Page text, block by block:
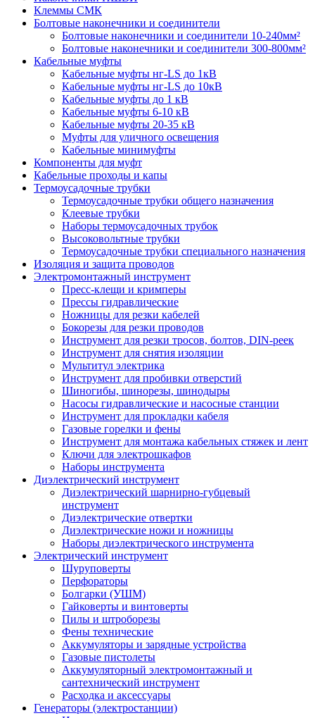
Клеммы СМК
Болтовые наконечники и соединители
Болтовые наконечники и соединители 10-240мм²
Болтовые наконечники и соединители 300-800мм²
Кабельные муфты
Кабельные муфты нг-LS до 1кВ
Кабельные муфты нг-LS до 10кВ
Кабельные муфты до 1 кВ
Кабельные муфты 6-10 кВ
Кабельные муфты 20-35 кВ
Муфты для уличного освещения
Кабельные минимуфты
Компоненты для муфт
Кабельные проходы и капы
Термоусадочные трубки
Термоусадочные трубки общего назначения
Клеевые трубки
Наборы термоусадочных трубок
Высоковольтные трубки
Термоусадочные трубки специального назначения
Изоляция и защита проводов
Электромонтажный инструмент
Пресс-клещи и кримперы
Прессы гидравлические
Ножницы для резки кабелей
Бокорезы для резки проводов
Инструмент для резки тросов, болтов, DIN-реек
Инструмент для снятия изоляции
Мультитул электрика
Инструмент для пробивки отверстий
Шиногибы, шинорезы, шинодыры
Насосы гидравлические и насосные станции
Инструмент для прокладки кабеля
Газовые горелки и фены
Инструмент для монтажа кабельных стяжек и лент
Ключи для электрошкафов
Наборы инструмента
Диэлектрический инструмент
Диэлектрический шарнирно-губцевый
инструмент
Диэлектрические отвертки
Диэлектрические ножи и ножницы
Наборы диэлектрического инструмента
Электрический инструмент
Шуруповерты
Перфораторы
Болгарки (УШМ)
Гайковерты и винтоверты
Пилы и штроборезы
Фены технические
Аккумуляторы и зарядные устройства
Газовые пистолеты
Аккумуляторный электромонтажный и
сантехнический инструмент
Расходка и аксессуары
Генераторы (электростанции)